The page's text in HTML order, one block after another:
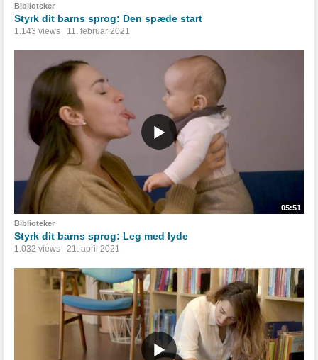
Biblioteker
Styrk dit barns sprog: Den spæde start
1.143 views 11. februar 2021
05:51
Biblioteker
Styrk dit barns sprog: Leg med lyde
1.032 views 21. april 2021